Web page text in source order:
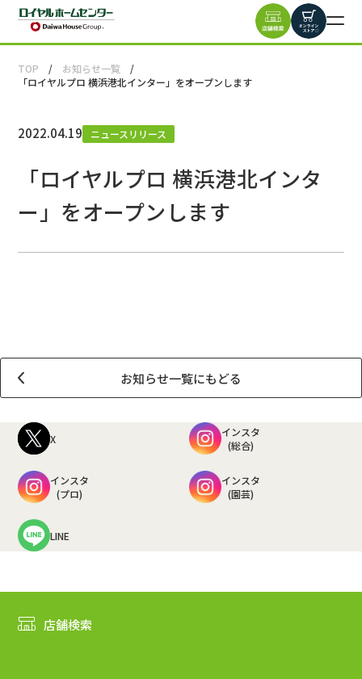
TOP
お知らせ一覧
「ロイヤルプロ 横浜港北インター」をオープンします
2022.04.19 ニュースリリース
「ロイヤルプロ 横浜港北インタ
ー」をオープンします
お知らせ一覧にもどる
X
インスタ
(総合)
インスタ
(プロ)
インスタ
(園芸)
LINE
店舗検索